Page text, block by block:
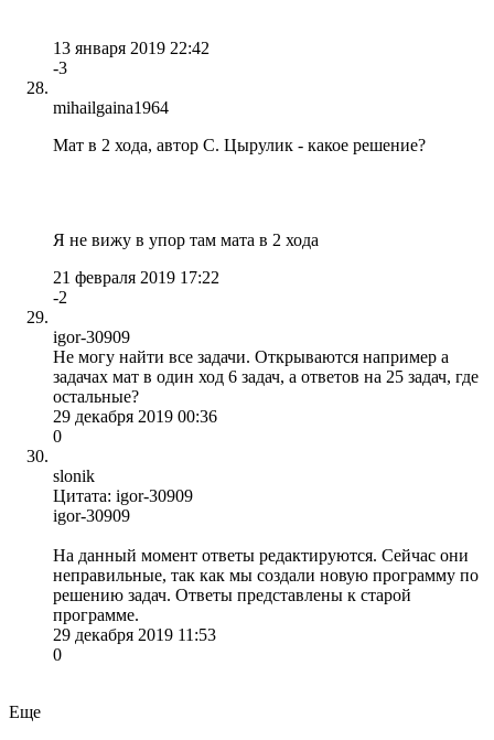
13 января 2019 22:42
-3
mihailgaina1964
Мат в 2 хода, автор С. Цырулик - какое решение?
Я не вижу в упор там мата в 2 хода
21 февраля 2019 17:22
-2
igor-30909
Не могу найти все задачи. Открываются например а
задачах мат в один ход 6 задач, а ответов на 25 задач, где
остальные?
29 декабря 2019 00:36
0
slonik
Цитата: igor-30909
igor-30909
На данный момент ответы редактируются. Сейчас они
неправильные, так как мы создали новую программу по
решению задач. Ответы представлены к старой
программе.
29 декабря 2019 11:53
0
Еще